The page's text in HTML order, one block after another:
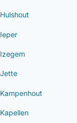
Hulshout
Ieper
Izegem
Jette
Kampenhout
Kapellen